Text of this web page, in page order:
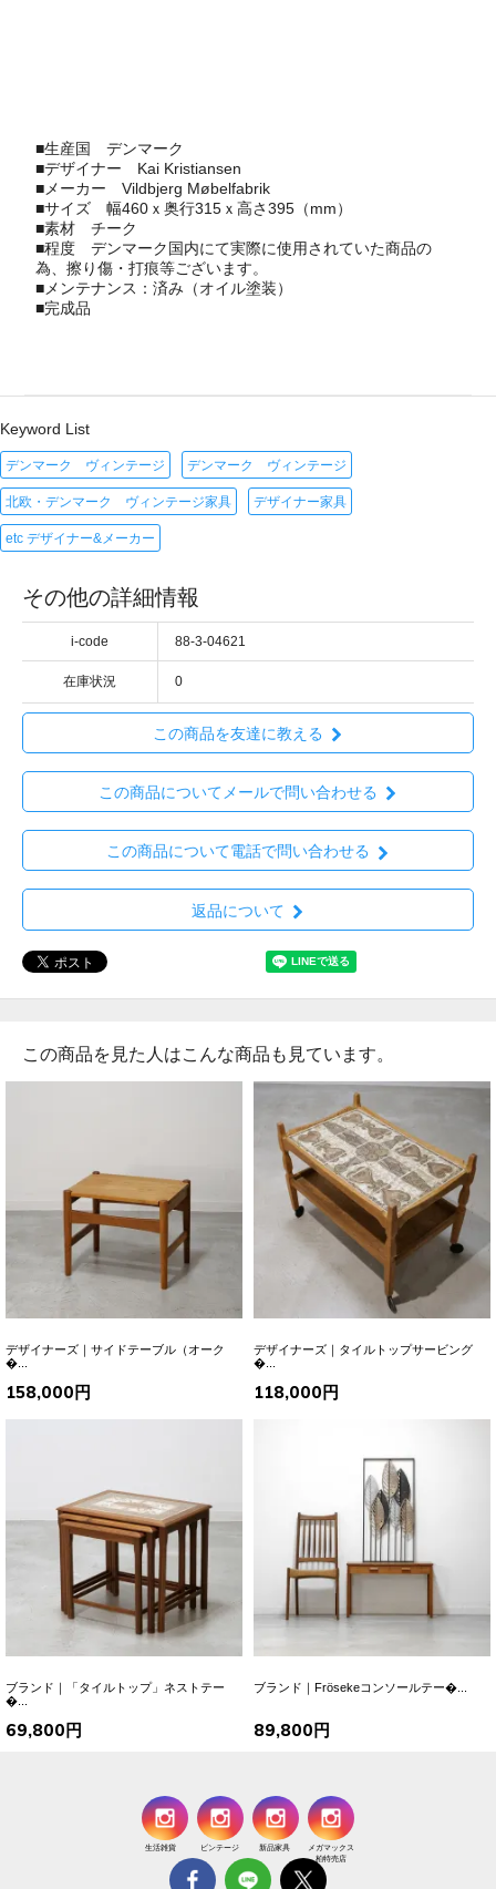
■生産国デンマーク
■デザイナー Kai Kristiansen
■メーカーVildbjerg Møbelfabrik
■サイズ 幅460ｘ奥行315ｘ高さ395（mm）
■素材 チーク
■程度 デンマーク国内にて実際に使用されていた商品の
為、擦り傷・打痕等ございます。
■メンテナンス：済み（オイル塗装）
■完成品
Keyword List
デンマーク ヴィンテージ デンマーク ヴィンテージ
北欧・デンマーク ヴィンテージ家具 デザイナー家具
etc デザイナー&メーカー
その他の詳細情報
i-code 88-3-04621
在庫状況 0
この商品を友達に教える
この商品についてメールで問い合わせる
この商品について電話で問い合わせる
返品について
この商品を見た人はこんな商品も見ています。
デザイナーズ｜サイドテーブル（オーク
�...
158,000円
デザイナーズ｜タイルトップサービング
�...
118,000円
ブランド｜「タイルトップ」ネストテー
�...
69,800円
ブランド｜Frösekeコンソールテー�...
89,800円
生活雑貨 ビンテージ 新品家具
メガマックス
柏特売店